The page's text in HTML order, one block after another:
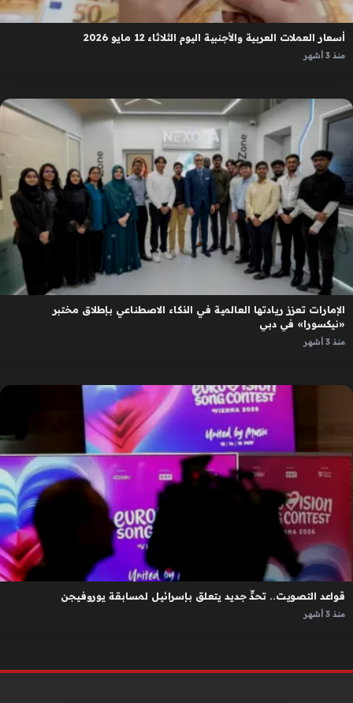
أسعار العملات العربية والأجنبية اليوم الثلاثاء 12 مايو 2026
منذ 3 أشهر
الإمارات تعزز ريادتها العالمية في الذكاء الاصطناعي بإطلاق مختبر
«نيكسورا» في دبي
منذ 3 أشهر
قواعد التصويت.. تحدٍّ جديد يتعلق بإسرائيل لمسابقة يوروفيجن
منذ 3 أشهر